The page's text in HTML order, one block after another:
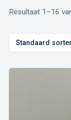
Resultaat 1–16